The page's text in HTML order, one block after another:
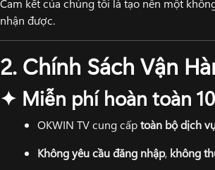
Cam kết của chúng tôi là tạo nên một
nhận được.
2. Chính Sách Vận
✦ Miễn phí hoàn toàn
OKWIN TV cung cấptoàn bộ dịch
Không yêu cầu đăng nhập, không